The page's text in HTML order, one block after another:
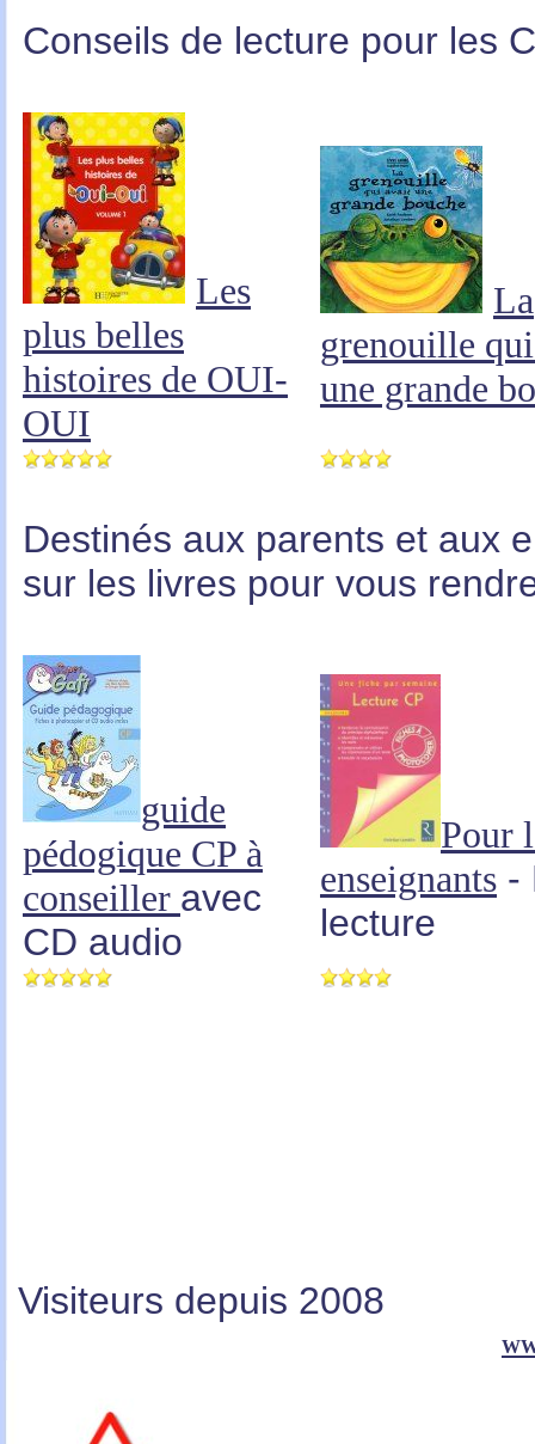
Conseils de lecture pour les
Les
plus belles
histoires de OUI-
OUI
La
grenouille
une grande
Destinés aux parents et aux
sur les livres pour vous
guide
pédogique CP à
conseiller avec
CD audio
Pour
enseignants -
lecture
Visiteurs depuis 2008